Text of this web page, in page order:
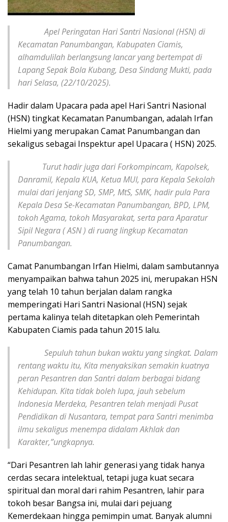
Apel Peringatan Hari Santri Nasional (HSN) di
Kecamatan Panumbangan, Kabupaten Ciamis,
alhamdulilah berlangsung lancar yang bertempat di
Lapang Sepak Bola Kubang, Desa Sindang Mukti, pada
hari Selasa, (22/10/2025).
Hadir dalam Upacara pada apel Hari Santri Nasional
(HSN) tingkat Kecamatan Panumbangan, adalah Irfan
Hielmi yang merupakan Camat Panumbangan dan
sekaligus sebagai Inspektur apel Upacara ( HSN) 2025.
Turut hadir juga dari Forkompincam, Kapolsek,
Danramil, Kepala KUA, Ketua MUI, para Kepala Sekolah
mulai dari jenjang SD, SMP, MtS, SMK, hadir pula Para
Kepala Desa Se-Kecamatan Panumbangan, BPD, LPM,
tokoh Agama, tokoh Masyarakat, serta para Aparatur
Sipil Negara ( ASN ) di ruang lingkup Kecamatan
Panumbangan.
Camat Panumbangan Irfan Hielmi, dalam sambutannya
menyampaikan bahwa tahun 2025 ini, merupakan HSN
yang telah 10 tahun berjalan dalam rangka
memperingati Hari Santri Nasional (HSN) sejak
pertama kalinya telah ditetapkan oleh Pemerintah
Kabupaten Ciamis pada tahun 2015 lalu.
Sepuluh tahun bukan waktu yang singkat. Dalam
rentang waktu itu, Kita menyaksikan semakin kuatnya
peran Pesantren dan Santri dalam berbagai bidang
Kehidupan. Kita tidak boleh lupa, jauh sebelum
Indonesia Merdeka, Pesantren telah menjadi Pusat
Pendidikan di Nusantara, tempat para Santri menimba
ilmu sekaligus menempa didalam Akhlak dan
Karakter,”ungkapnya.
“Dari Pesantren lah lahir generasi yang tidak hanya
cerdas secara intelektual, tetapi juga kuat secara
spiritual dan moral dari rahim Pesantren, lahir para
tokoh besar Bangsa ini, mulai dari pejuang
Kemerdekaan hingga pemimpin umat. Banyak alumni